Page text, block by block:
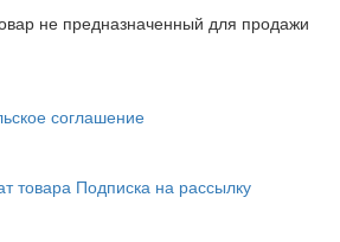
не предназначенный для продажи
соглашение
товара Подписка на рассылку